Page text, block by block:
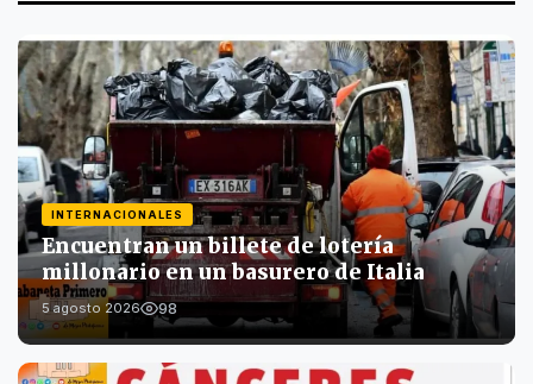
INTERNACIONALES
Encuentran un billete de lotería
millonario en un basurero de Italia
5 agosto 2026 98